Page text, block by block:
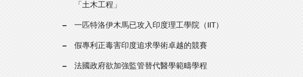
「土木工程」
一匹特洛伊木馬已攻入印度理工學院（IIT）
假專利正毒害印度追求學術卓越的競賽
法國政府欲加強監管替代醫學範疇學程